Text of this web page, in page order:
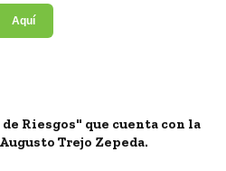
Aquí
Riesgos" que cuenta con la
Trejo Zepeda.